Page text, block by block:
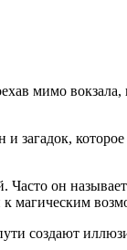
мимо
он
к магическим
создают